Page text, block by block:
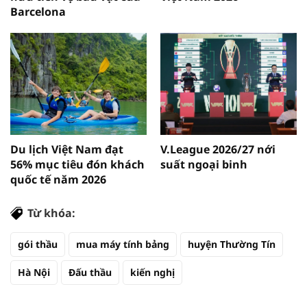
Barcelona
Du lịch Việt Nam đạt
56% mục tiêu đón khách
quốc tế năm 2026
V.League 2026/27 nới
suất ngoại binh
Từ khóa:
gói thầu mua máy tính bảng huyện Thường Tín
Hà Nội Đấu thầu kiến nghị